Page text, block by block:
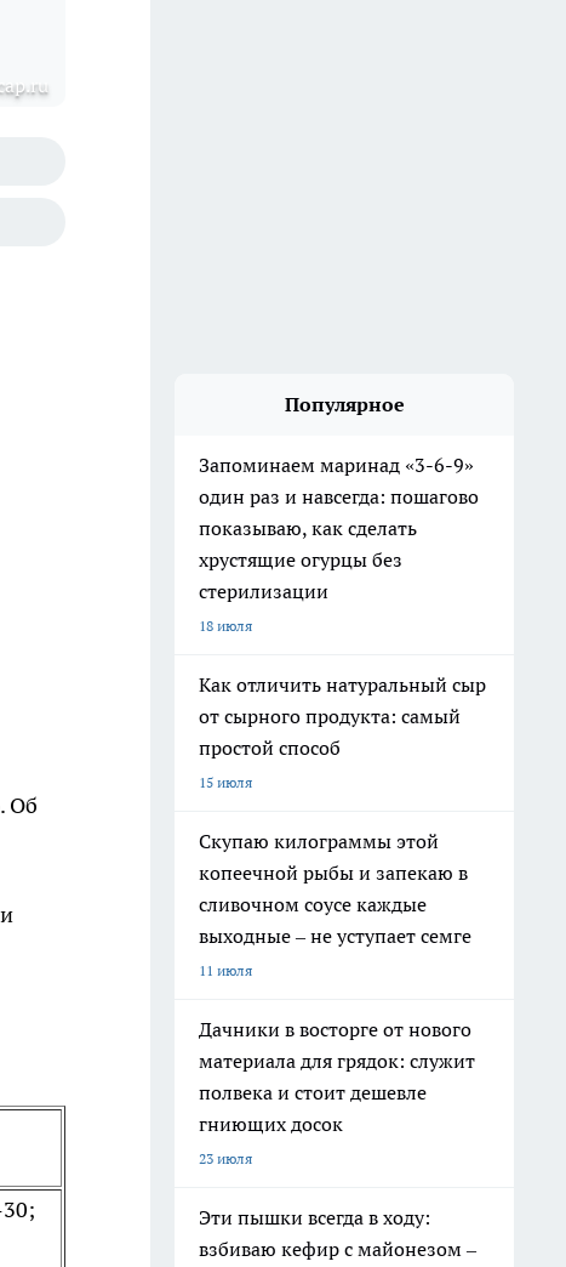
Об
Популярное
Запоминаем маринад «3-6-9»
один раз и навсегда: пошагово
показываю, как сделать
хрустящие огурцы без
стерилизации
18 июля
Как отличить натуральный сыр
от сырного продукта: самый
простой способ
15 июля
Скупаю килограммы этой
копеечной рыбы и запекаю в
сливочном соусе каждые
выходные – не уступает семге
11 июля
Дачники в восторге от нового
материала для грядок: служит
полвека и стоит дешевле
гниющих досок
23 июля
Эти пышки всегда в ходу:
взбиваю кефир с майонезом –